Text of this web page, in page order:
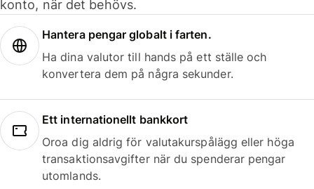
konto, när det behövs.
Hantera pengar globalt i farten.
Ha dina valutor till hands på ett ställe och
konvertera dem på några sekunder.
Ett internationellt bankkort
Oroa dig aldrig för valutakurspålägg eller höga
transaktionsavgifter när du spenderar pengar
utomlands.